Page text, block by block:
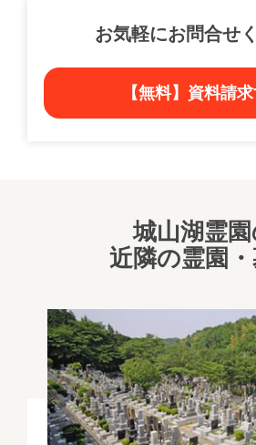
お気軽にお問合せ
【無料】資料請
城山湖霊
近隣の霊園